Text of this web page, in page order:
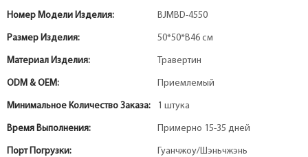
Номер Модели Изделия: BJMBD-4550
Размер Изделия: 50*50*В46 см
Материал Изделия: Травертин
ODM & OEM: Приемлемый
Минимальное Количество Заказа: 1 штука
Время Выполнения: Примерно 15-35 дней
Порт Погрузки: Гуанчжоу/Шэньчжэнь